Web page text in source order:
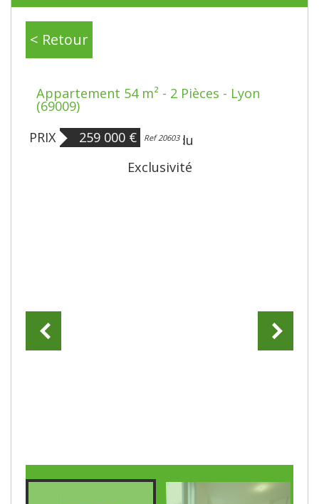
< Retour
Appartement 54 m² - 2 Pièces - Lyon
(69009)
PRIX
259 000 € Ref 20603
Bien vendu
Exclusivité